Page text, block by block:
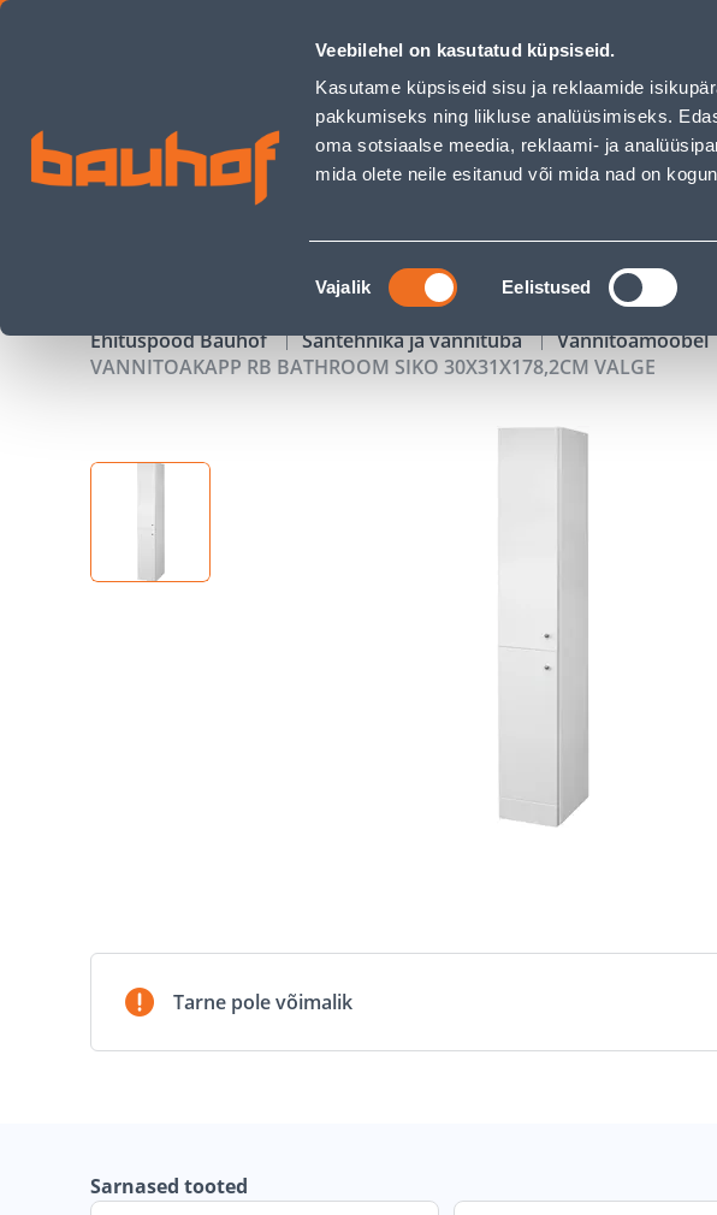
Veebilehel on kasutatud küpsiseid.
Kasutame küpsiseid sisu ja reklaamide
pakkumiseks ning liikluse analüüsimiseks.
oma sotsiaalse meedia, reklaami- ja
mida olete neile esitanud või mida nad on
Nõusoleku
valik
Vajalik Eelistused
VANNITOAKAPP RB BATHROOM SIKO 30X31X178,2CM VALGE - Bauhof has loaded
Äriklienditeenindus Klienditeenindus Teenused
KAMPAANIAD KATALOOGID
Ehituspood Bauhof Santehnika ja vannituba Vannitoamööbel
VANNITOAKAPP RB BATHROOM SIKO 30X31X178,2CM VALGE
Tarne pole võimalik
Sarnased tooted